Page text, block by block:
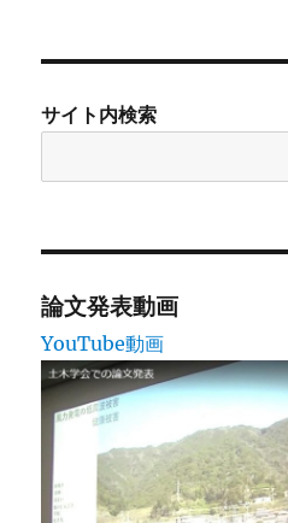
サイト内検索
論文発表動画
YouTube動画